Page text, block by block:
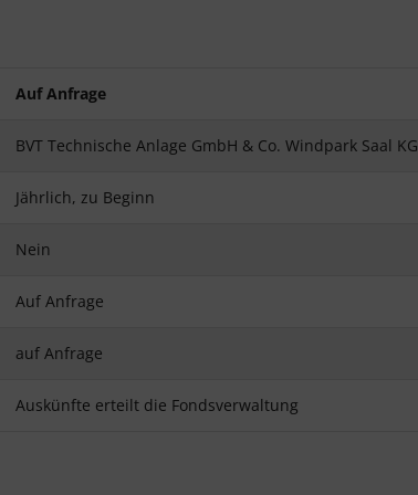
Auf Anfrage
BVT Technische Anlage GmbH & Co. Windpark Saal KG
Jährlich, zu Beginn
Nein
Auf Anfrage
auf Anfrage
Auskünfte erteilt die Fondsverwaltung